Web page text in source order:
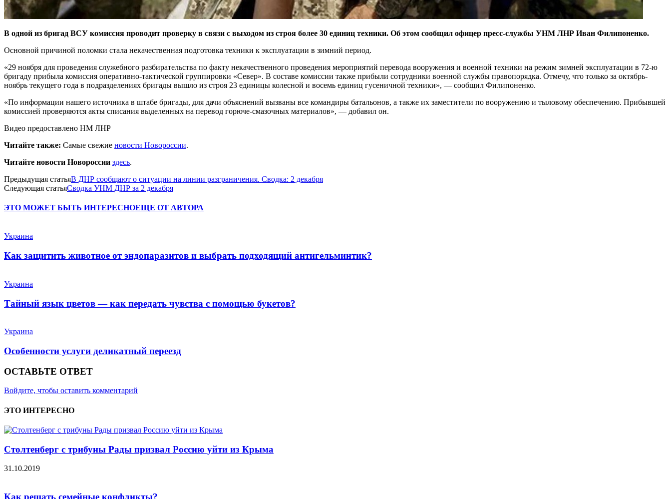
В одной из бригад ВСУ комиссия проводит проверку в связи с выходом из строя более 30 единиц техники. Об этом сообщил офицер пресс-службы УНМ ЛНР Иван Филипоненко.
Основной причиной поломки стала некачественная подготовка техники к эксплуатации в зимний период.
«29 ноября для проведения служебного разбирательства по факту некачественного проведения мероприятий перевода вооружения и военной техники на режим зимней эксплуатации в 72-ю
бригаду прибыла комиссия оперативно-тактической группировки «Север». В составе комиссии также прибыли сотрудники военной службы правопорядка. Отмечу, что только за октябрь-
ноябрь текущего года в подразделениях бригады вышло из строя 23 единицы колесной и восемь единиц гусеничной техники», — сообщил Филипоненко.
«По информации нашего источника в штабе бригады, для дачи объяснений вызваны все командиры батальонов, а также их заместители по вооружению и тыловому обеспечению. Прибывшей
комиссией проверяются акты списания выделенных на перевод горюче-смазочных материалов», — добавил он.
Видео предоставлено НМ ЛНР
Читайте также: Самые свежие новости Новороссии.
Читайте новости Новороссии здесь.
Предыдущая статьяВ ДНР сообщают о ситуации на линии разграничения. Сводка: 2 декабря
Следующая статьяСводка УНМ ДНР за 2 декабря
ЭТО МОЖЕТ БЫТЬ ИНТЕРЕСНОЕЩЕ ОТ АВТОРА
Украина
Как защитить животное от эндопаразитов и выбрать подходящий антигельминтик?
Украина
Тайный язык цветов — как передать чувства с помощью букетов?
Украина
Особенности услуги деликатный переезд
ОСТАВЬТЕ ОТВЕТ
Войдите, чтобы оставить комментарий
ЭТО ИНТЕРЕСНО
Столтенберг с трибуны Рады призвал Россию уйти из Крыма
31.10.2019
Как решать семейные конфликты?